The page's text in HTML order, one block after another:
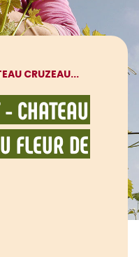
CRUZEAU...
CHATEAU
FLEUR DE